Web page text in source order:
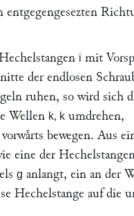
entgegengesezten
i mit
der endlosen
ruhen, so wird sich
Wellen k, k umdrehen,
bewegen. Aus
eine der
g anlangt, ein an der
Hechelstange auf die